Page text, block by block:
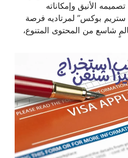
الأنيق وإمكاناته
ستريم بوكس” لمرتاديه فرصة
شاسع من المحتوى المتنوع،